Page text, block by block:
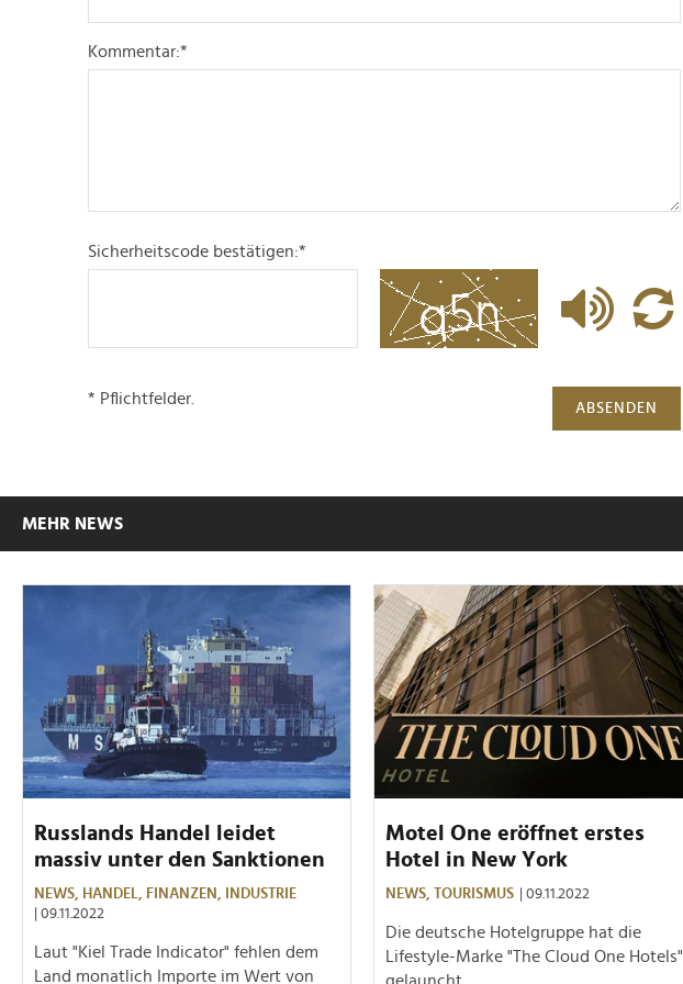
Kommentar:*
Sicherheitscode bestätigen:*
ABSENDEN
* Pflichtfelder.
MEHR NEWS
Russlands Handel leidet
massiv unter den Sanktionen
NEWS, HANDEL, FINANZEN,
INDUSTRIE
| 09.11.2022
Laut "Kiel Trade Indicator" fehlen dem
Land monatlich Importe im Wert von
Motel One eröffnet erstes
Hotel in New York
NEWS, TOURISMUS | 09.11.2022
Die deutsche Hotelgruppe hat die
Lifestyle-Marke "The Cloud One Hotels"
gelauncht.